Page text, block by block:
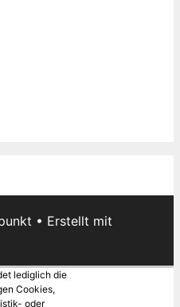
• Erstellt mit
lediglich die
Cookies,
oder